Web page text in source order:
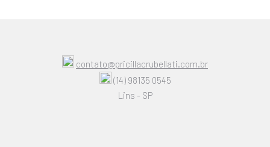
contato@pricillacrubellati.com.br
(14) 98135 0545
Lins - SP